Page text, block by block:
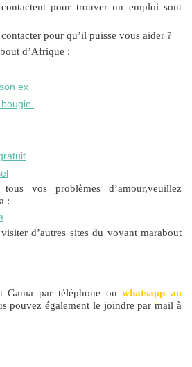
pour trouver un emploi sont
pour qu’il puisse vous aider ?
d’Afrique :
ex
vos problèmes d’amour,veuillez
:
d’autres sites du voyant marabout
Gama par téléphone ouwhatsapp au
pouvez également le joindre par mail à